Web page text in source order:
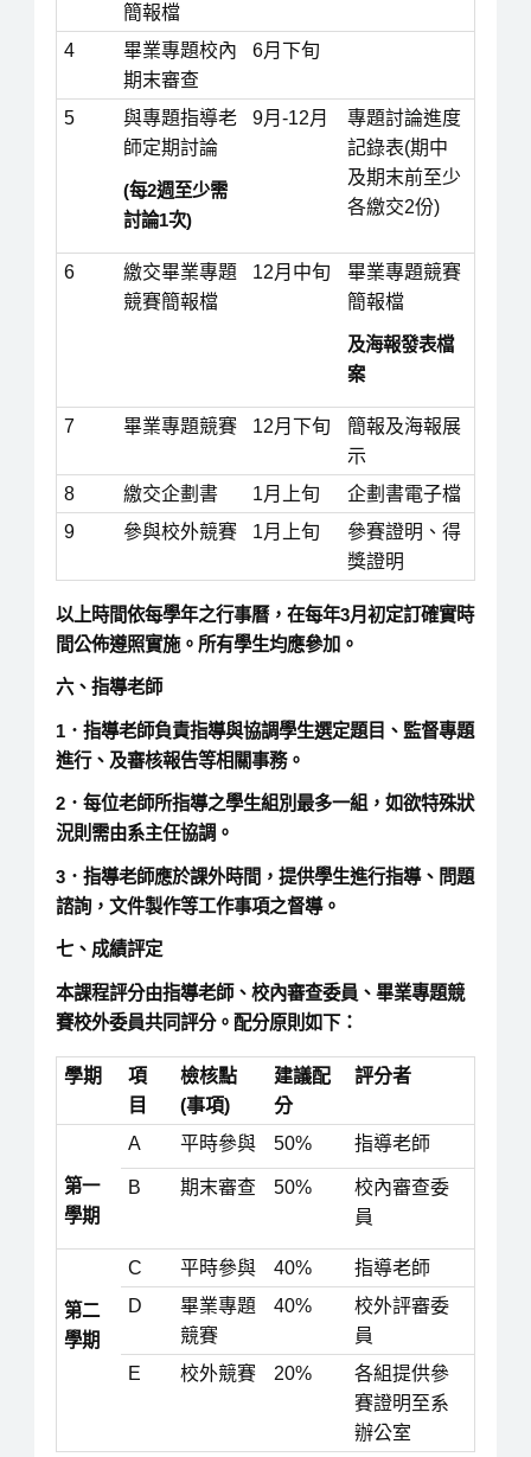
簡報檔
4
畢業專題校內
期末審查
6月下旬
5
與專題指導老
師定期討論
(每2週至少需
討論1次)
9月-12月
專題討論進度
記錄表(期中
及期末前至少
各繳交2份)
6
繳交畢業專題
競賽簡報檔
12月中旬
畢業專題競賽
簡報檔
及海報發表檔
案
7 畢業專題競賽 12月下旬
簡報及海報展
示
8
繳交企劃書 1月上旬
企劃書電子檔
9
參與校外競賽 1月上旬
參賽證明、得
獎證明
以上時間依每學年之行事曆，在每年3月初定訂確實時
間公佈遵照實施。所有學生均應參加。
六、指導老師
1．指導老師負責指導與協調學生選定題目、監督專題
進行、及審核報告等相關事務。
2．每位老師所指導之學生組別最多一組，如欲特殊狀
況則需由系主任協調。
3．指導老師應於課外時間，提供學生進行指導、問題
諮詢，文件製作等工作事項之督導。
七、成績評定
本課程評分由指導老師、校內審查委員、畢業專題競
賽校外委員共同評分。配分原則如下：
學期
項
目
檢核點
(事項)
建議配
分
評分者
第一
學期
A 平時參與 50% 指導老師
B 期末審查 50%
校內審查委
員
第二
學期
C 平時參與 40%
指導老師
D
畢業專題
競賽
40%
校外評審委
員
E
校外競賽 20%
各組提供參
賽證明至系
辦公室